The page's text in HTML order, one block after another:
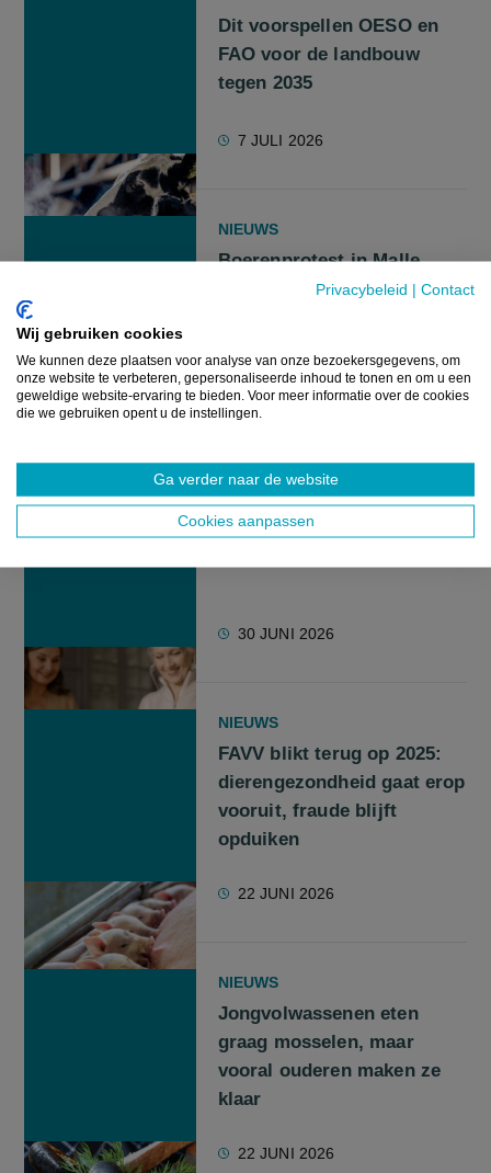
Privacybeleid | Contact
Wij gebruiken cookies
We kunnen deze plaatsen voor analyse van onze bezoekersgegevens, om
onze website te verbeteren, gepersonaliseerde inhoud te tonen en om u een
geweldige website-ervaring te bieden. Voor meer informatie over de cookies
die we gebruiken opent u de instellingen.
Ga verder naar de website
Cookies aanpassen
Dit voorspellen OESO en
FAO voor de landbouw
tegen 2035
7 JULI 2026
NIEUWS
Boerenprotest in Malle
tegen komst van
30 JUNI 2026
NIEUWS
Jongeren gooien fors vaker
30 JUNI 2026
NIEUWS
FAVV blikt terug op 2025:
dierengezondheid gaat erop
vooruit, fraude blijft
opduiken
22 JUNI 2026
NIEUWS
Jongvolwassenen eten
graag mosselen, maar
vooral ouderen maken ze
klaar
22 JUNI 2026